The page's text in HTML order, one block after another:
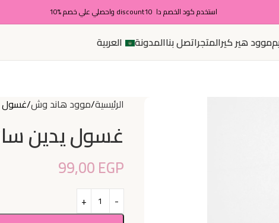
استخدم كود الخصم دا discount10 واحصلي علي خصم %10
موود هير كيرالمتجراتصل بناالمدونة العربية
الرئيسية موود هاند وش غسول
غسول يدين
99,00EGP